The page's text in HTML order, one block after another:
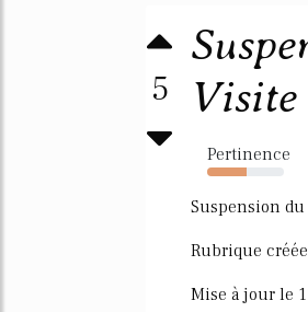
5 Visite
Pertinence
52%
Suspension
Rubrique
Mise à jour le